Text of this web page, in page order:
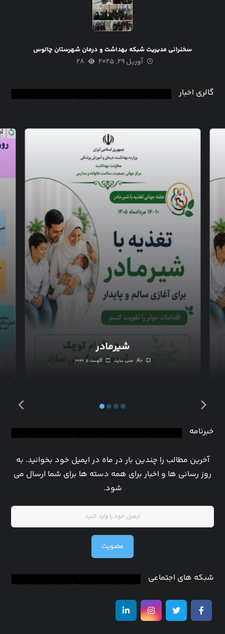
سخنرانی مدیریت شبکه بهداشت و درمان شهرستان چالوس
آوریل ۲۹, ۲۰۲۵ ۲۸
گالری اخبار
شیرمادر
آگوست ۵, ۲۰۲۶ مدیر سایت ۰
خبرنامه
آخرین مطالب را چندین بار در ماه در ایمیل خود بخوانید. به
روز رسانی ها و اخبار برای همه دسته ها برای شما ارسال می
شود.
عضویت
شبکه های اجتماعی